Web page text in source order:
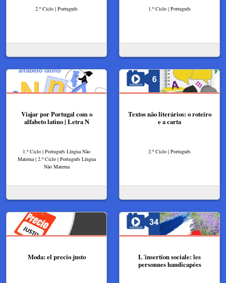
2.º Ciclo | Português 1.º Ciclo | Português
Viajar por Portugal com o
alfabeto latino | Letra N
1.º Ciclo | Português Língua Não
Materna | 2.º Ciclo | Português Língua
Não Materna
Textos não literários: o roteiro
e a carta
2.º Ciclo | Português
Moda: el precio justo
L´insertion sociale: les
personnes handicapées